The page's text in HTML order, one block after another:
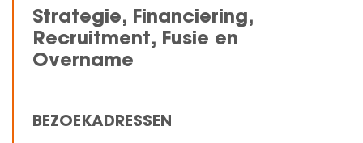
Strategie, Financiering,
Recruitment, Fusie en
Overname
BEZOEKADRESSEN